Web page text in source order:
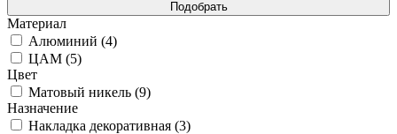
Материал
Алюминий (4)
ЦАМ (5)
Цвет
Матовый никель (9)
Назначение
Накладка декоративная (3)